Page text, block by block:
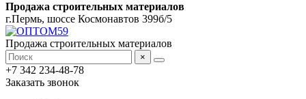
Продажа строительных материалов
г.Пермь, шоссе Космонавтов 399б/5
Продажа строительных материалов
×
+7 342 234-48-78
Заказать звонок